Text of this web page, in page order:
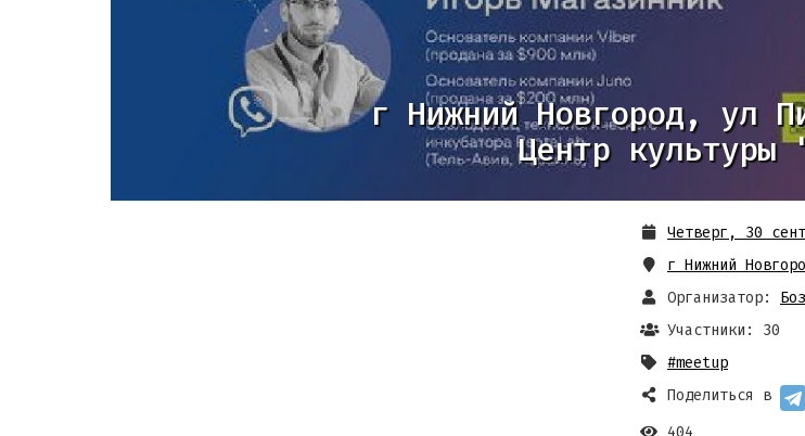
г Нижний Новгород, ул
Центр культуры
Четверг, 30
г Нижний
Организатор:
Участники: 30
#meetup
Поделиться в
404